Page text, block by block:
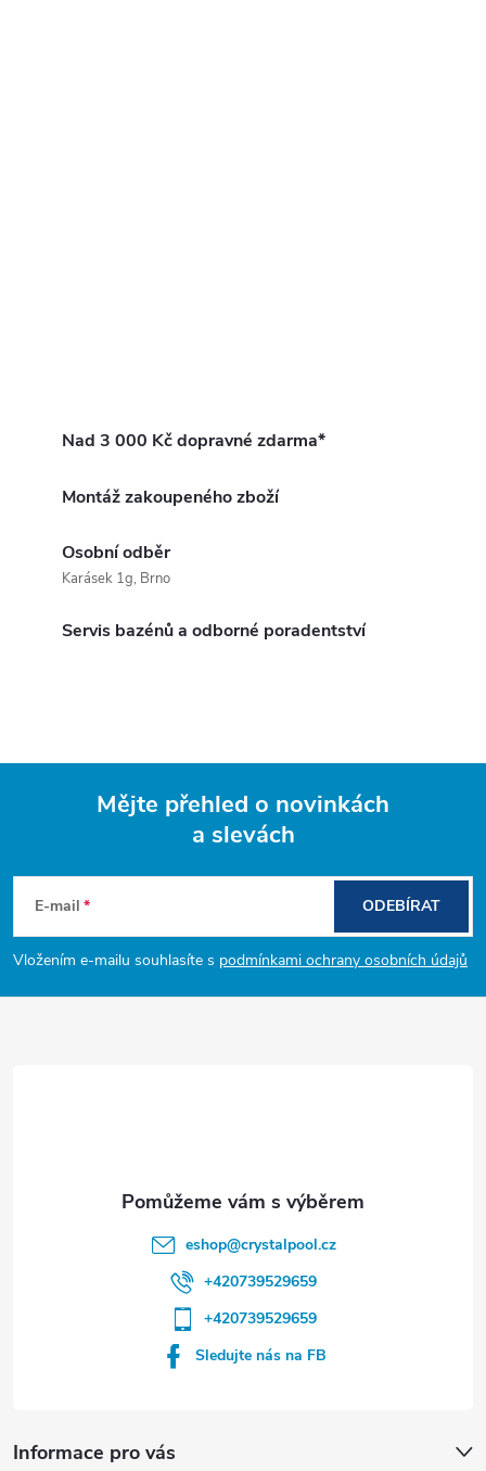
Nad 3 000 Kč dopravné zdarma*
Montáž zakoupeného zboží
Osobní odběr
Karásek 1g, Brno
Servis bazénů a odborné poradentství
p
a
Mějte přehled o novinkách
a slevách
E-mail
Vložením e-mailu souhlasíte s podmínkami ochrany osobních údajů
ODEBÍRAT
Informace pro vás
eshop@crystalpool.cz
+420739529659
+420739529659
Sledujte nás na FB